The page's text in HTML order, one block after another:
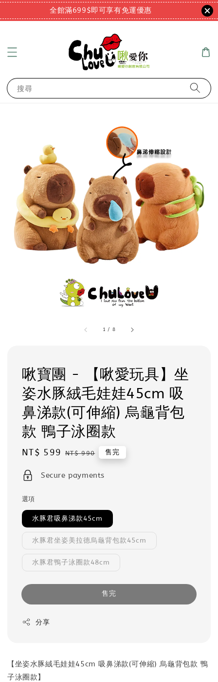
全館滿699$即可享有免運優惠
搜尋
1 / 8
啾寶團 - 【啾愛玩具】坐
姿水豚絨毛娃娃45cm 吸
鼻涕款(可伸縮) 烏龜背包
款 鴨子泳圈款
Sale
NT$ 599 Regular
NT$ 990 售完
Secure payments
選項
水豚君吸鼻涕款45cm
水豚君坐姿美拉德烏龜背包款45cm
水豚君鴨子泳圈款48cm
售完
分享
【坐姿水豚絨毛娃娃45cm 吸鼻涕款(可伸縮) 烏龜背包款 鴨
子泳圈款】